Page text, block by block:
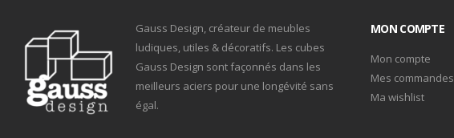
Gauss Design, créateur de meubles
ludiques, utiles & décoratifs. Les cubes
Gauss Design sont façonnés dans les
meilleurs aciers pour une longévité sans
égal.
MON COMPTE
Mon compte
Mes commandes
Ma wishlist